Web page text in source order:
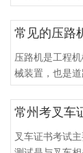
常见的压路
压路机是工程
械装置，也是
常州考叉车
叉车证书考试